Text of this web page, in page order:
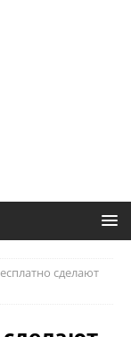
сделают